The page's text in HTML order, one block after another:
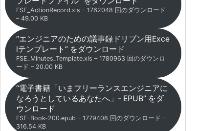
FSE_ActionRecord.xls – 1762048 回のダウンロード
– 49.00 KB
“エンジニアのための議事録ドリブン用Exce
lテンプレート” をダウンロード
FSE_Minutes_Template.xls – 1780963 回のダウンロ
ード – 20.00 KB
“電子書籍「いまフリーランスエンジニアに
なろうとしているあなたへ」- EPUB” をダ
ウンロード
FSE-Book-200.epub – 1779408 回のダウンロード –
316.54 KB